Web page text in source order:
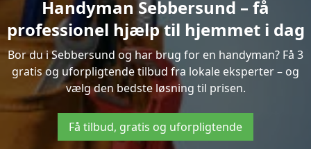
Handyman Sebbersund – få
professionel hjælp til hjemmet i dag
Bor du i Sebbersund og har brug for en handyman? Få 3
gratis og uforpligtende tilbud fra lokale eksperter – og
vælg den bedste løsning til prisen.
Få tilbud, gratis og uforpligtende